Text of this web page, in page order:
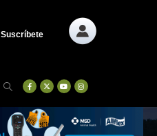
Suscríbete